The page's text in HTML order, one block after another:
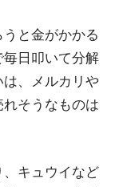
と金がかかる
日叩いて分解
は、メルカリや
そうなものは
キュウイなど